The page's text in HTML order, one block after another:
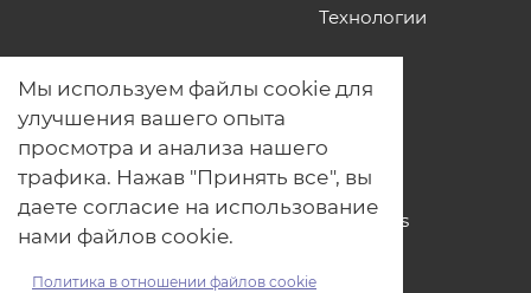
Технологии
О нас
Наши проекты
Связь с нами
Общая политика обработки
персональных данных
Политика обработки файлов Cookies
Политика обработки персональных
данных для мероприятий
Мы используем файлы cookie для
улучшения вашего опыта
просмотра и анализа нашего
трафика. Нажав "Принять все", вы
даете согласие на использование
нами файлов cookie.
Политика в отношении файлов cookie